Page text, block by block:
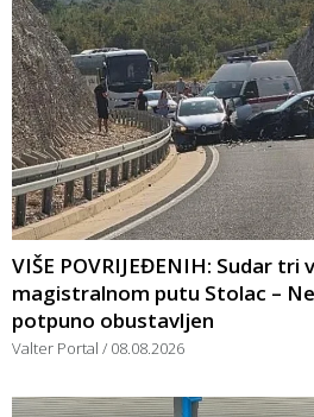
VIŠE POVRIJEĐENIH: Sudar tri
magistralnom putu Stolac –
potpuno obustavljen
Valter Portal 08.08.2026